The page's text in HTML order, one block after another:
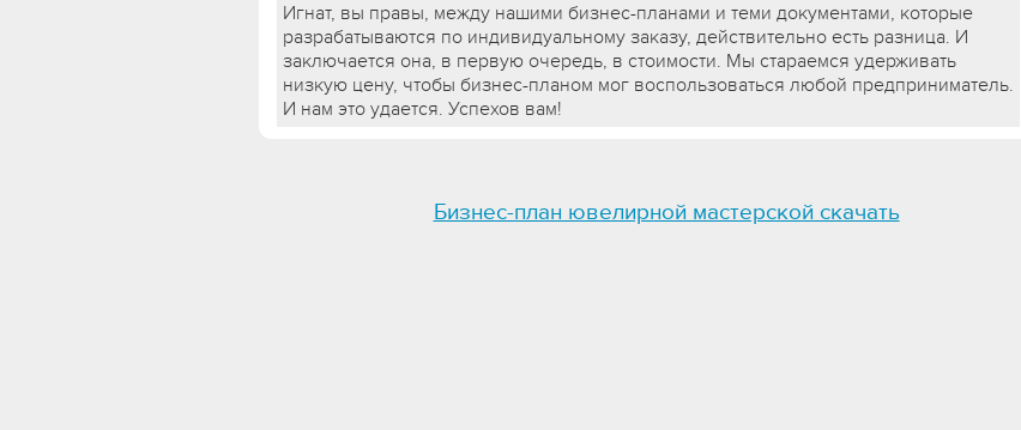
Игнат, вы правы, между нашими бизнес-планами и теми документами, которые
разрабатываются по индивидуальному заказу, действительно есть разница. И
заключается она, в первую очередь, в стоимости. Мы стараемся удерживать
низкую цену, чтобы бизнес-планом мог воспользоваться любой предприниматель.
И нам это удается. Успехов вам!
Бизнес-план ювелирной мастерской скачать